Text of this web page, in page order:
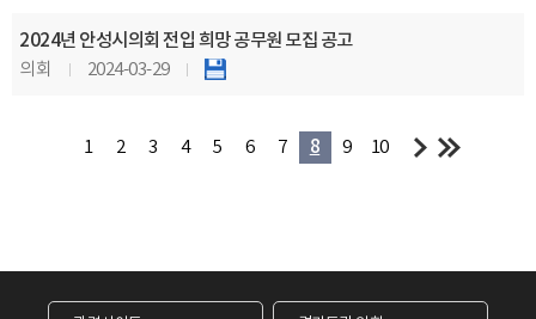
2024년 안성시의회 전입 희망 공무원 모집 공고
의회 2024-03-29
1 2 3 4 5 6 7 8 9 10